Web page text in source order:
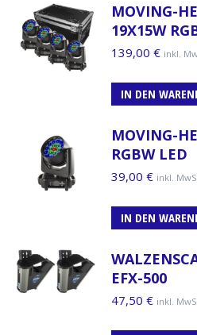
MOVING-
19X15W
139,00 € inkl.
IN DEN
MOVING-
RGBW LED
39,00 € inkl.
IN DEN
EFX-500
47,50 € inkl.